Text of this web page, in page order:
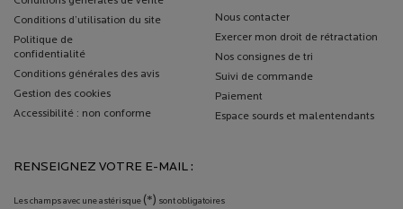
Conditions d’utilisation du site
Politique de
confidentialité
Conditions générales des avis
Gestion des cookies
Accessibilité : non conforme
Nous contacter
Exercer mon droit de rétractation
Nos consignes de tri
Suivi de commande
Paiement
Espace sourds et malentendants
RENSEIGNEZ VOTRE E-MAIL :
Les champs avec une astérisque (*) sont obligatoires